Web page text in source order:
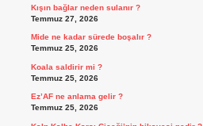
Kışın bağlar neden sulanır ?
Temmuz 27, 2026
Mide ne kadar sürede boşalır ?
Temmuz 25, 2026
Koala saldirir mi ?
Temmuz 25, 2026
Ez’AF ne anlama gelir ?
Temmuz 25, 2026